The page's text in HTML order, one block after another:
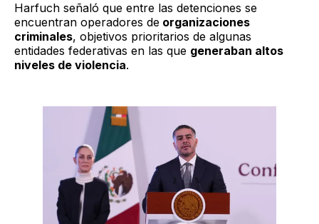
Harfuch señaló que entre las detenciones se
encuentran operadores de organizaciones
criminales, objetivos prioritarios de algunas
entidades federativas en las que generaban altos
niveles de violencia.